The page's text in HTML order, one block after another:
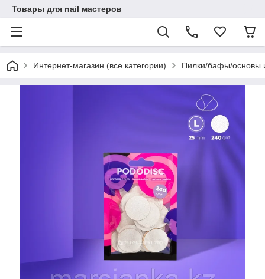
Товары для nail мастеров
Интернет-магазин (все категории) Пилки/бафы/